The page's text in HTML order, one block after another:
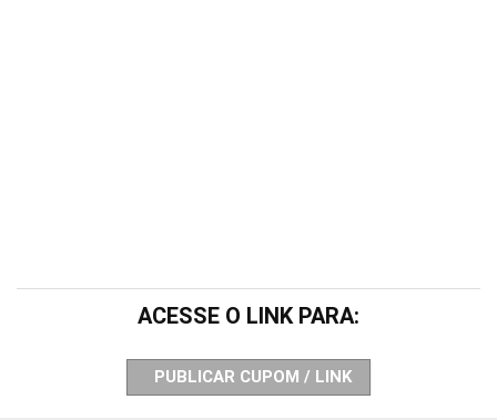
ACESSE O LINK PARA:
PUBLICAR CUPOM / LINK